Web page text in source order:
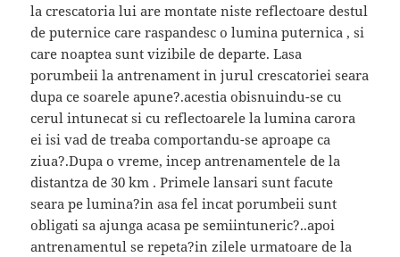
la crescatoria lui are montate niste reflectoare destul
de puternice care raspandesc o lumina puternica , si
care noaptea sunt vizibile de departe. Lasa
porumbeii la antrenament in jurul crescatoriei seara
dupa ce soarele apune?.acestia obisnuindu-se cu
cerul intunecat si cu reflectoarele la lumina carora
ei isi vad de treaba comportandu-se aproape ca
ziua?.Dupa o vreme, incep antrenamentele de la
distantza de 30 km . Primele lansari sunt facute
seara pe lumina?in asa fel incat porumbeii sunt
obligati sa ajunga acasa pe semiintuneric?..apoi
antrenamentul se repeta?in zilele urmatoare de la